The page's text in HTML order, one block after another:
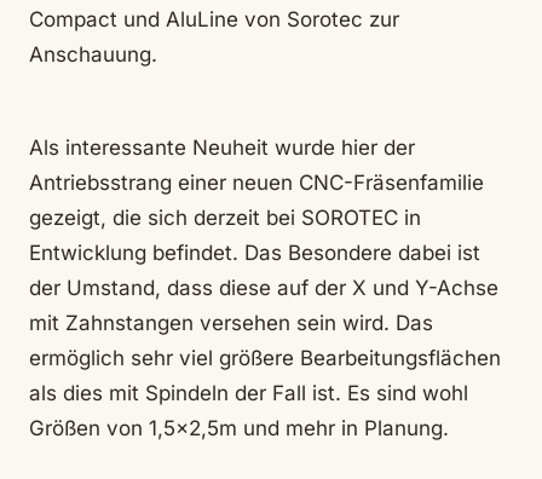
Compact und AluLine von Sorotec zur
Anschauung.
Als interessante Neuheit wurde hier der
Antriebsstrang einer neuen CNC-Fräsenfamilie
gezeigt, die sich derzeit bei SOROTEC in
Entwicklung befindet. Das Besondere dabei ist
der Umstand, dass diese auf der X und Y-Achse
mit Zahnstangen versehen sein wird. Das
ermöglich sehr viel größere Bearbeitungsflächen
als dies mit Spindeln der Fall ist. Es sind wohl
Größen von 1,5×2,5m und mehr in Planung.